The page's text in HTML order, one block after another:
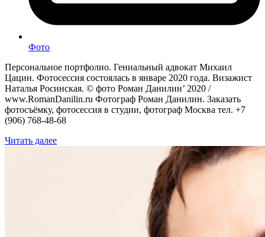
Фото
Персональное портфолио. Гениальный адвокат Михаил
Цацин. Фотосессия состоялась в январе 2020 года. Визажист
Наталья Росинская. © фото Роман Данилин’ 2020 /
www.RomanDanilin.ru Фотограф Роман Данилин. Заказать
фотосъёмку, фотосессия в студии, фотограф Москва тел. +7
(906) 768-48-68
Читать далее